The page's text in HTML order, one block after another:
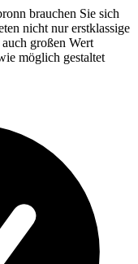
brauchen Sie sich
nicht nur erstklassige
großen Wert
möglich gestaltet